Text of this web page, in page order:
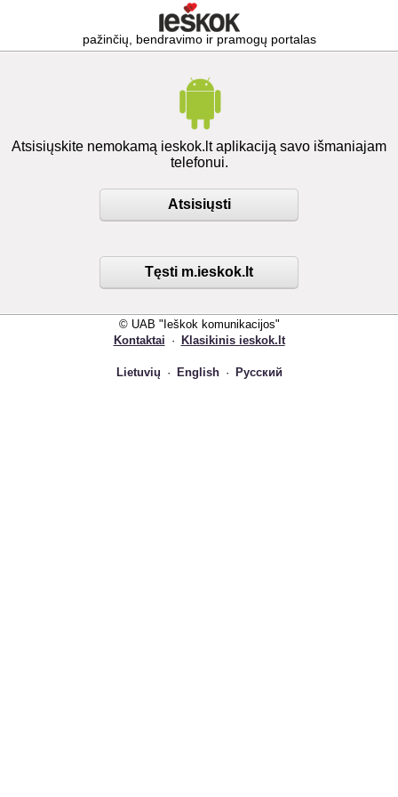
pažinčių, bendravimo ir pramogų portalas
Atsisiųskite nemokamą ieskok.lt aplikaciją savo išmaniajam
telefonui.
Atsisiųsti
Tęsti m.ieskok.lt
© UAB "Ieškok komunikacijos"
Kontaktai · Klasikinis ieskok.lt
Lietuvių · English · Русский